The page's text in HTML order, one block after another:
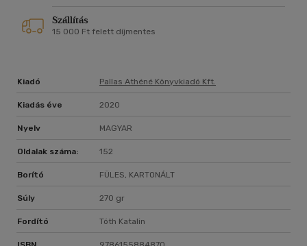
magunkban a hosszú
távú sikerhez vezető türelmet.
mechanizmusainak ismertetésével a könyv hozzájárul a
pénzügyi tudatosság növeléséhez és a meggazdagodás 21.
századi formáinak feltérképezéséhez.
Szállítás
15 000 Ft felett díjmentes
Kiadó Pallas Athéné Könyvkiadó Kft.
Kiadás éve 2020
Nyelv MAGYAR
Oldalak száma: 152
Borító FÜLES, KARTONÁLT
Súly 270 gr
Fordító Tóth Katalin